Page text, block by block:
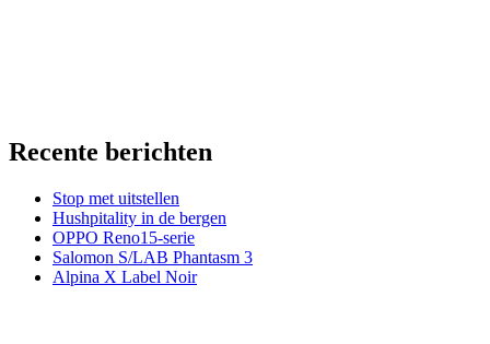
Recente berichten
Stop met uitstellen
Hushpitality in de bergen
OPPO Reno15-serie
Salomon S/LAB Phantasm 3
Alpina X Label Noir